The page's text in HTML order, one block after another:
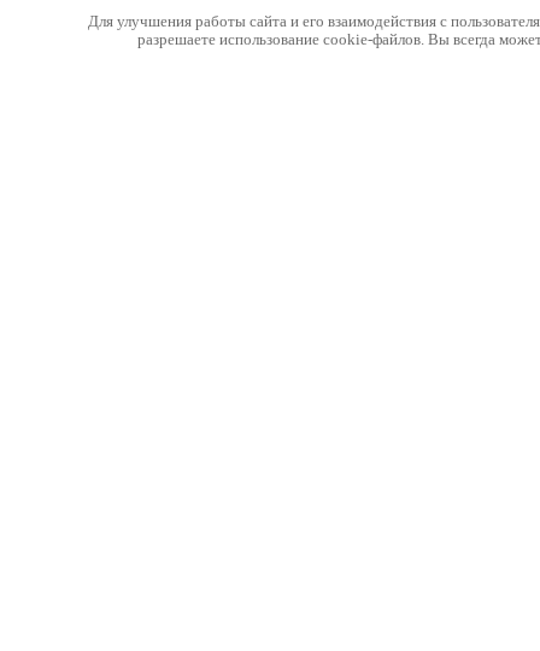
Для улучшения работы сайта и его взаимодействия с
разрешаете использование cookie-файлов. Вы всегда